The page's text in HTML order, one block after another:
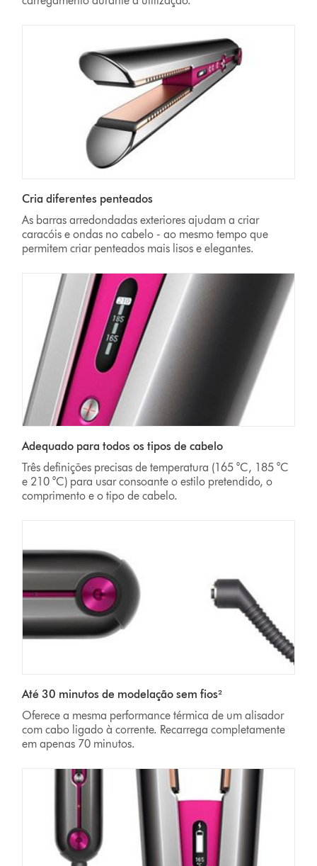
Cria diferentes penteados
As barras arredondadas exteriores ajudam a criar
caracóis e ondas no cabelo - ao mesmo tempo que
permitem criar penteados mais lisos e elegantes.
Adequado para todos os tipos de cabelo
Três definições precisas de temperatura (165 °C, 185 °C
e 210 °C) para usar consoante o estilo pretendido, o
comprimento e o tipo de cabelo.
Até 30 minutos de modelação sem fios²
Oferece a mesma performance térmica de um alisador
com cabo ligado à corrente. Recarrega completamente
em apenas 70 minutos.